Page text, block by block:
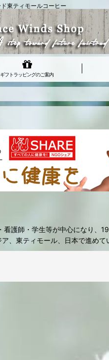
東ティモールコーヒー
ギフトラッピングのご案内
護師・学生等が中心になり、
、東ティモール、日本で進めて